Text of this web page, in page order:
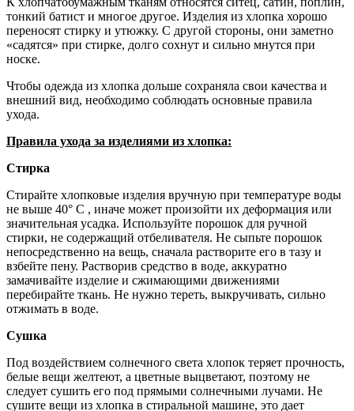
тонкий батист и многое другое. Изделия из хлопка хорошо
переносят стирку и утюжку. С другой стороны, они заметно
«садятся» при стирке, долго сохнут и сильно мнутся при
носке.
Чтобы одежда из хлопка дольше сохраняла свои качества и
внешний вид, необходимо соблюдать основные правила
ухода.
Правила ухода за изделиями из хлопка:
Стирка
Стирайте хлопковые изделия вручную при температуре воды
не выше 40° С , иначе может произойти их деформация или
значительная усадка. Используйте порошок для ручной
стирки, не содержащий отбеливателя. Не сыпьте порошок
непосредственно на вещь, сначала растворите его в тазу и
взбейте пену. Растворив средство в воде, аккуратно
замачивайте изделие и сжимающими движениями
перебирайте ткань. Не нужно тереть, выкручивать, сильно
отжимать в воде.
Сушка
Под воздействием солнечного света хлопок теряет прочность,
белые вещи желтеют, а цветные выцветают, поэтому не
следует сушить его под прямыми солнечными лучами. Не
сушите вещи из хлопка в стиральной машине, это дает